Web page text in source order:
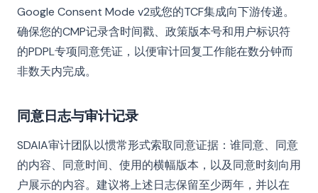
Google Consent Mode v2或您的TCF集成向下游传递。
确保您的CMP记录含时间戳、政策版本号和用户标识符
的PDPL专项同意凭证，以便审计回复工作能在数分钟而
非数天内完成。
同意日志与审计记录
SDAIA审计团队以惯常形式索取同意证据：谁同意、同意
的内容、同意时间、使用的横幅版本，以及同意时刻向用
户展示的内容。建议将上述日志保留至少两年，并以在